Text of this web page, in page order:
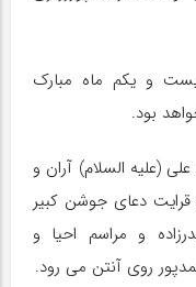
و یکم ماه مبارک
بود.
(علیه السلام) آران و
دعای جوشن کبیر
و مراسم احیا و
روی آنتن می رود.